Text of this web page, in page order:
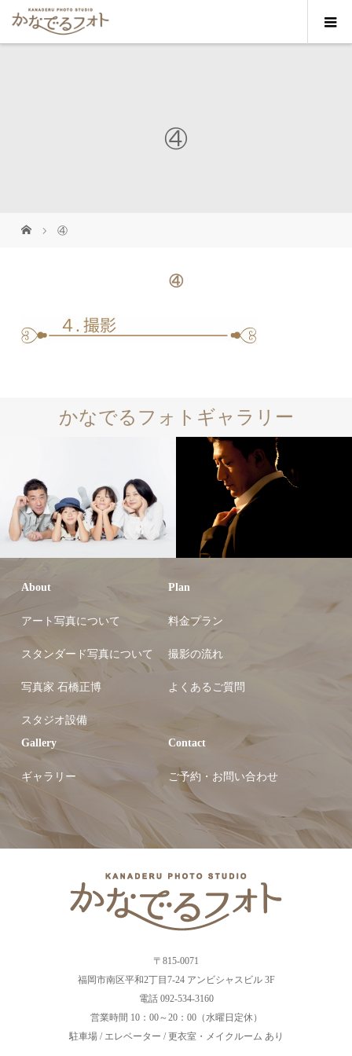
④
④
④
かなでるフォトギャラリー
About
アート写真について
スタンダード写真について
写真家 石橋正博
スタジオ設備
Plan
料金プラン
撮影の流れ
よくあるご質問
Gallery
ギャラリー
Contact
ご予約・お問い合わせ
〒815-0071
福岡市南区平和2丁目7-24 アンビシャスビル 3F
電話 092-534-3160
営業時間 10：00～20：00（水曜日定休）
駐車場 / エレベーター / 更衣室・メイクルーム あり